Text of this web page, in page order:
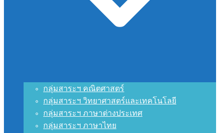
กลุ่มสาระฯ คณิตศาสตร์
กลุ่มสาระฯ วิทยาศาสตร์และเทคโนโลยี
กลุ่มสาระฯ ภาษาต่างประเทศ
กลุ่มสาระฯ ภาษาไทย